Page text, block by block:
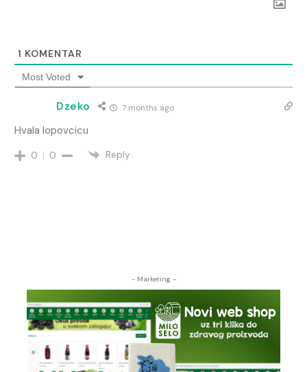
1 KOMENTAR
Most Voted
Dzeko 7 months ago
Hvala lopovcicu
0 0 Reply
- Marketing -